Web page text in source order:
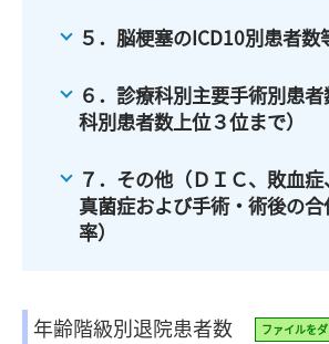
５．脳梗塞のICD10別患者数
６．診療科別主要手術別患
科別患者数上位３位まで）
７．その他（ＤＩＣ、敗血
真菌症および手術・術後の
率）
年齢階級別退院患者数 ファイルを